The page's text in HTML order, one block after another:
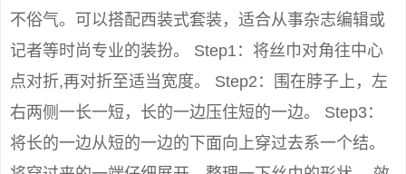
不俗气。可以搭配西装式套装，适合从事杂志编辑或
记者等时尚专业的装扮。 Step1：将丝巾对角往中心
点对折,再对折至适当宽度。 Step2：围在脖子上，左
右两侧一长一短，长的一边压住短的一边。 Step3：
将长的一边从短的一边的下面向上穿过去系一个结。